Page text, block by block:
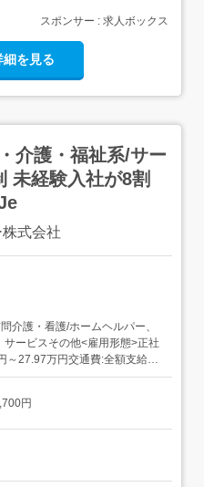
スポンサー : 求人ボックス
細を見る
介護・福祉系/サー
未経験入社が8割
式会社
介護・看護/ホームヘルパー、
サービスその他<雇用形態>正社
～27.97万円交通費:全額支給う
産祝い金制度(規定あり)職能手
りません) 日払いも可能!振込
円